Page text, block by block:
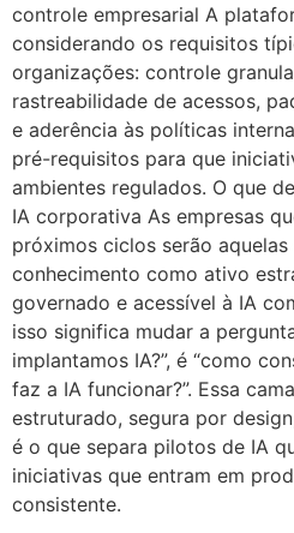
controle empresarial A
considerando os requisitos
organizações: controle
rastreabilidade de acessos,
e aderência às políticas
pré-requisitos para que
ambientes regulados. O que
IA corporativa As empresas
próximos ciclos serão
conhecimento como ativo
governado e acessível à IA
isso significa mudar a
implantamos IA?”, é “como
faz a IA funcionar?”. Essa
estruturado, segura por
é o que separa pilotos de IA
iniciativas que entram em
consistente.